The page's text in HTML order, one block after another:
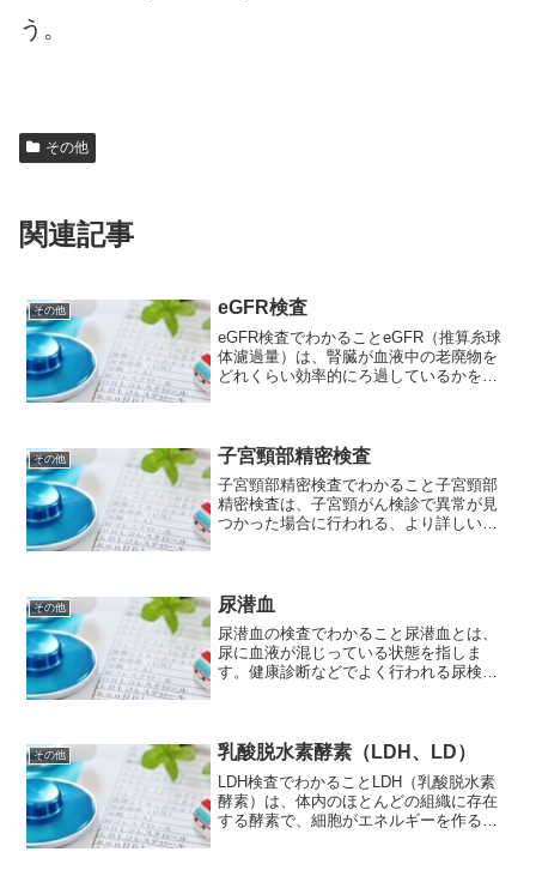
う。
その他
関連記事
その他 eGFR検査
eGFR検査でわかることeGFR（推算糸球
体濾過量）は、腎臓が血液中の老廃物を
どれくらい効率的にろ過しているかを示
球体の濾過能力...
その他 子宮頸部精密検査
子宮頸部精密検査でわかること子宮頸部
精密検査は、子宮頸がん検診で異常が見
つかった場合に行われる、より詳しい検
を採取して病理検査を行い...
その他 尿潜血
尿潜血の検査でわかること尿潜血とは、
尿に血液が混じっている状態を指しま
す。健康診断などでよく行われる尿検査
尿道などの尿路系に異常...
その他 乳酸脱水素酵素（LDH、LD）
LDH検査でわかることLDH（乳酸脱水素
酵素）は、体内のほとんどの組織に存在
する酵素で、細胞がエネルギーを作る際